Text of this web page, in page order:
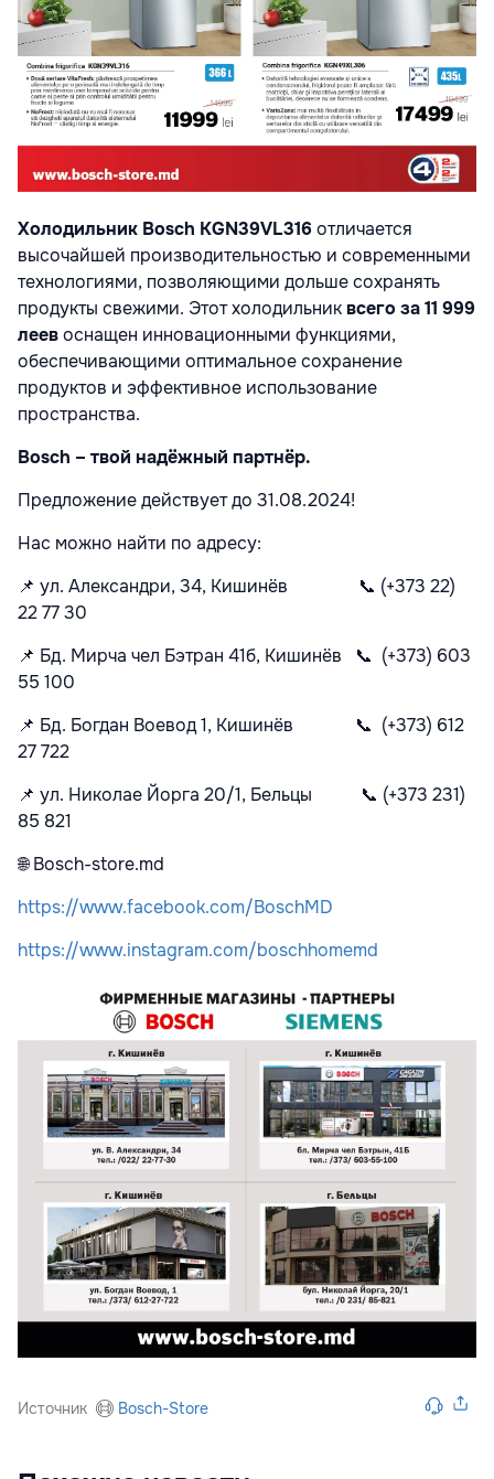
Холодильник Bosch KGN39VL316 отличается
высочайшей производительностью и современными
технологиями, позволяющими дольше сохранять
продукты свежими. Этот холодильниквсего за 11 999
леевоснащен инновационными функциями,
обеспечивающими оптимальное сохранение
продуктов и эффективное использование
пространства.
Bosch – твой надёжный партнёр.
Предложение действует до 31.08.2024!
Нас можно найти по адресу:
📌 ул. Александри, 34, Кишинёв 📞 (+373 22)
22 77 30
📌 Бд. Мирча чел Бэтран 41б, Кишинёв 📞 (+373) 603
55 100
📌 Бд. Богдан Воевод 1, Кишинёв 📞 (+373) 612
27 722
📌 ул. Николае Йорга 20/1, Бельцы 📞 (+373 231)
85 821
🌐Bosch-store.md
https://www.facebook.com/BoschMD
https://www.instagram.com/boschhomemd
Источник Bosch-Store